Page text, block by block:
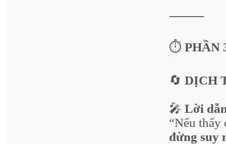
⸻
⏱️ PHẦN
🔄 DỊCH
🎤 Lời
“Nếu thấy
đừng suy